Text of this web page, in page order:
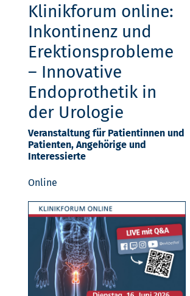
Klinikforum online:
Inkontinenz und
Erektionsprobleme
– Innovative
Endoprothetik in
der Urologie
Veranstaltung für Patientinnen und
Patienten, Angehörige und
Interessierte
Online